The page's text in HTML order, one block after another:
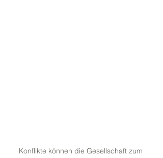
Konflikte können die Gesellschaft zum